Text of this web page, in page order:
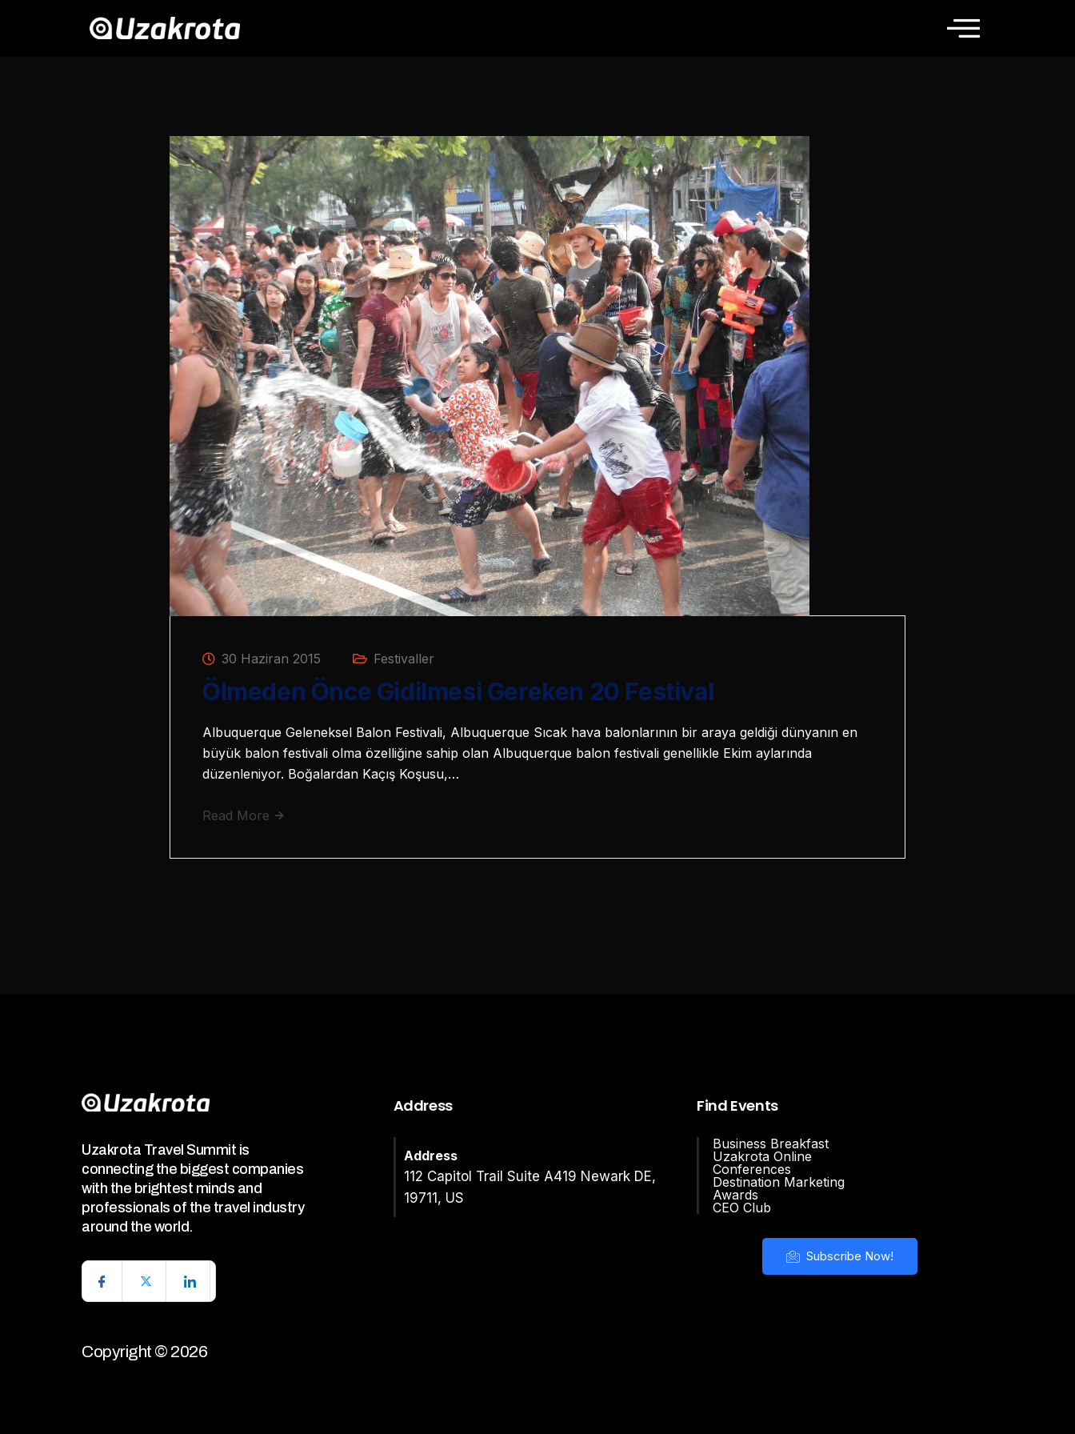
30 Haziran 2015 Festivaller
Ölmeden Önce Gidilmesi Gereken 20 Festival
Albuquerque Geleneksel Balon Festivali, Albuquerque Sıcak hava balonlarının bir araya geldiği dünyanın en
büyük balon festivali olma özelliğine sahip olan Albuquerque balon festivali genellikle Ekim aylarında
düzenleniyor. Boğalardan Kaçış Koşusu,…
Read More
Uzakrota Travel Summit is
connecting the biggest companies
with the brightest minds and
professionals of the travel industry
around the world.
Copyright © 2026
Address
Address
112 Capitol Trail Suite A419 Newark DE,
19711, US
Find Events
Business Breakfast
Uzakrota Online
Conferences
Destination Marketing
Awards
CEO Club
Subscribe Now!